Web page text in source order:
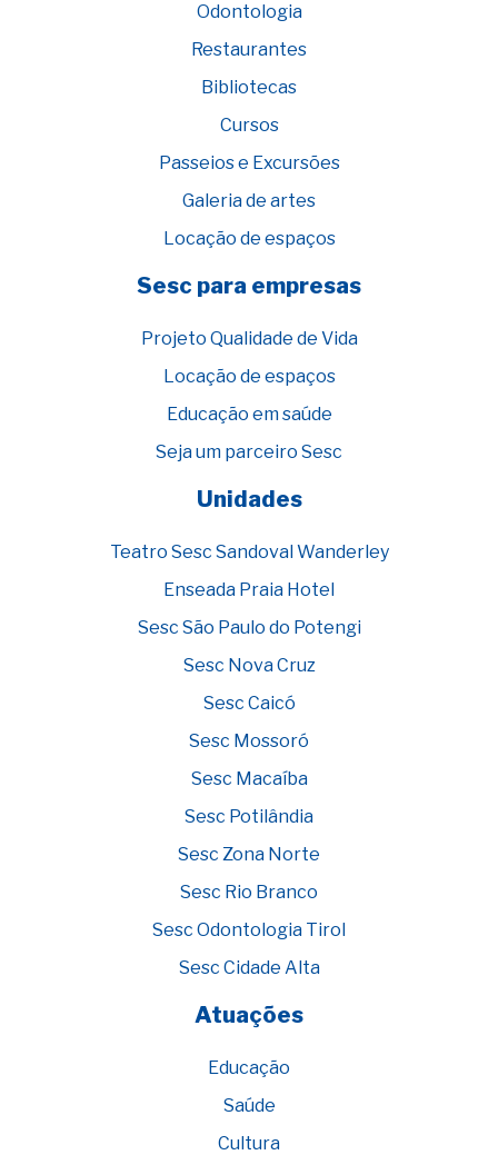
Odontologia
Restaurantes
Bibliotecas
Cursos
Passeios e Excursões
Galeria de artes
Locação de espaços
Sesc para empresas
Projeto Qualidade de Vida
Locação de espaços
Educação em saúde
Seja um parceiro Sesc
Unidades
Teatro Sesc Sandoval Wanderley
Enseada Praia Hotel
Sesc São Paulo do Potengi
Sesc Nova Cruz
Sesc Caicó
Sesc Mossoró
Sesc Macaíba
Sesc Potilândia
Sesc Zona Norte
Sesc Rio Branco
Sesc Odontologia Tirol
Sesc Cidade Alta
Atuações
Educação
Saúde
Cultura